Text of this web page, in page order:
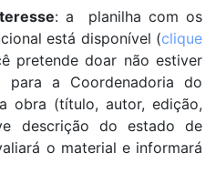
: a planilha com os
está disponível (clique
pretende doar não estiver
para a Coordenadoria
do
obra (título, autor, edição,
descrição do estado de
o material e informará